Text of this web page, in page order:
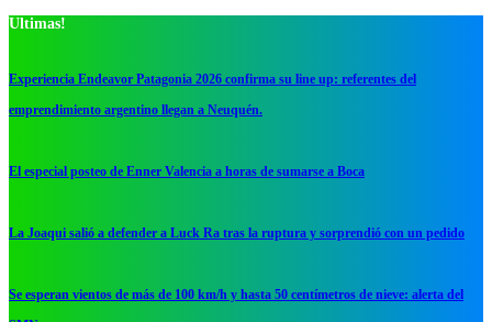
Ultimas!
Experiencia Endeavor Patagonia 2026 confirma su line up: referentes del
emprendimiento argentino llegan a Neuquén.
El especial posteo de Enner Valencia a horas de sumarse a Boca
La Joaqui salió a defender a Luck Ra tras la ruptura y sorprendió con un pedido
Se esperan vientos de más de 100 km/h y hasta 50 centímetros de nieve: alerta del